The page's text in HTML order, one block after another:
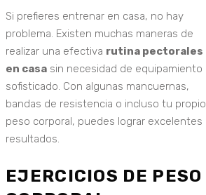
Si prefieres entrenar en casa, no hay
problema. Existen muchas maneras de
realizar una efectiva rutina pectorales
en casa sin necesidad de equipamiento
sofisticado. Con algunas mancuernas,
bandas de resistencia o incluso tu propio
peso corporal, puedes lograr excelentes
resultados.
EJERCICIOS DE PESO